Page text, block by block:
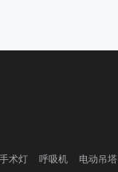
术灯 呼吸机 电动吊塔